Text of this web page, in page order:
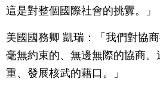
這是對整個國際社會的挑釁。」
美國國務卿 凱瑞：「我們對協
毫無約束的、無邊無際的協商
重、發展核武的藉口。」